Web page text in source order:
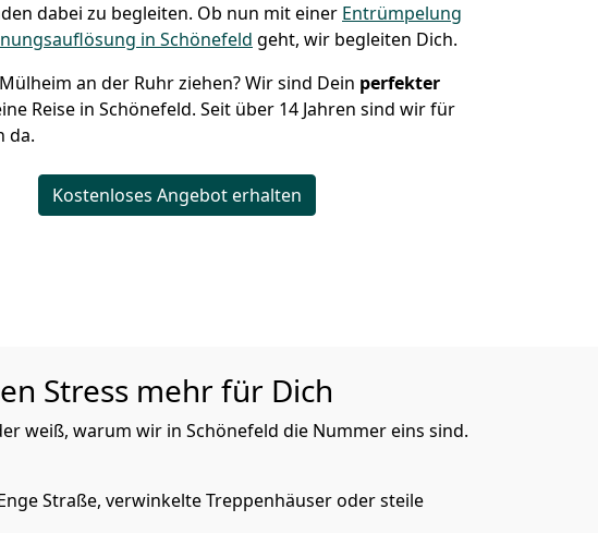
dabei zu begleiten. Ob nun mit einer Entrümpelung
in Schönefeld geht, wir begleiten Dich.
an der Ruhr ziehen? Wir sind Dein perfekter
Reise in Schönefeld. Seit über 14 Jahren sind wir für
da.
Kostenloses Angebot erhalten
Stress mehr für Dich
weiß, warum wir in Schönefeld die Nummer eins sind.
Straße, verwinkelte Treppenhäuser oder steile